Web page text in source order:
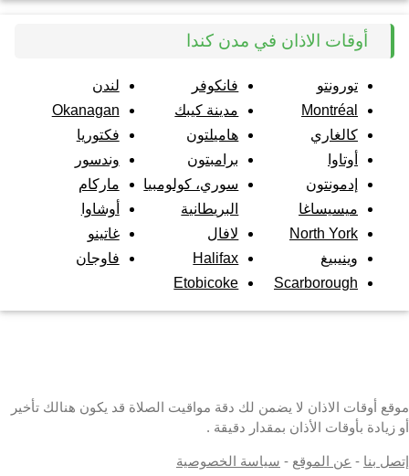
أوقات الاذان في مدن كندا
تورونتو
Montréal
كالغاري
أوتاوا
إدمونتون
ميسيساغا
North York
وينيبيغ
Scarborough
فانكوفر
مدينة كيبك
هاميلتون
برامبتون
سوري، كولومبيا
البريطانية
لافال
Halifax
Etobicoke
لندن
Okanagan
فكتوريا
وندسور
ماركام
أوشاوا
غاتينو
فاوجان
موقع أوقات الاذان لا يضمن لك دقة مواقيت الصلاة قد يكون هنالك تأخير
أو زيادة بأوقات الأذان بمقدار دقيقة .
إتصل بنا - عن الموقع - سياسة الخصوصية